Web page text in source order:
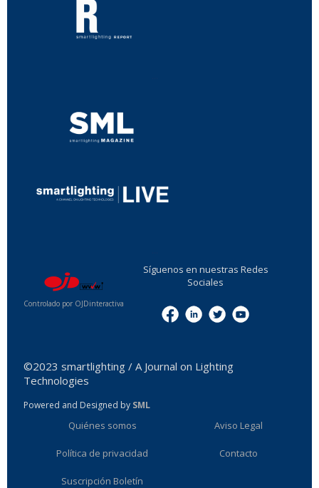
Controlado por OJDinteractiva
Síguenos en nuestras Redes
Sociales
©2023 smartlighting / A Journal on Lighting
Technologies
Powered and Designed by SML
Quiénes somos Aviso Legal
Política de privacidad Contacto
Suscripción Boletín